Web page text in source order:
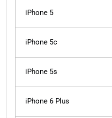
iPhone 5
iPhone 5c
iPhone 5s
iPhone 6 Plus